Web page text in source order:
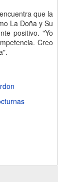
que la
La Doña y Su
positivo. "Yo
Creo